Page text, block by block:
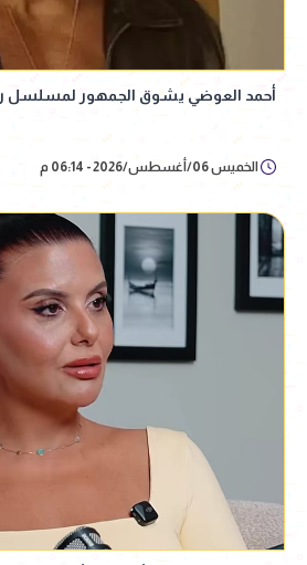
أحمد العوضي يشوق الجمهور لمسلسل رمضان 2027
الخميس 06/أغسطس/2026 - 06:14 م